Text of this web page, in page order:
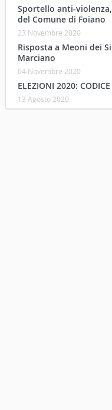
Sportello anti-
del Comune di Foiano
23 Novembre 2020
Risposta a Meoni dei
Marciano
04 Novembre 2020
ELEZIONI 2020:
13 Agosto 2020